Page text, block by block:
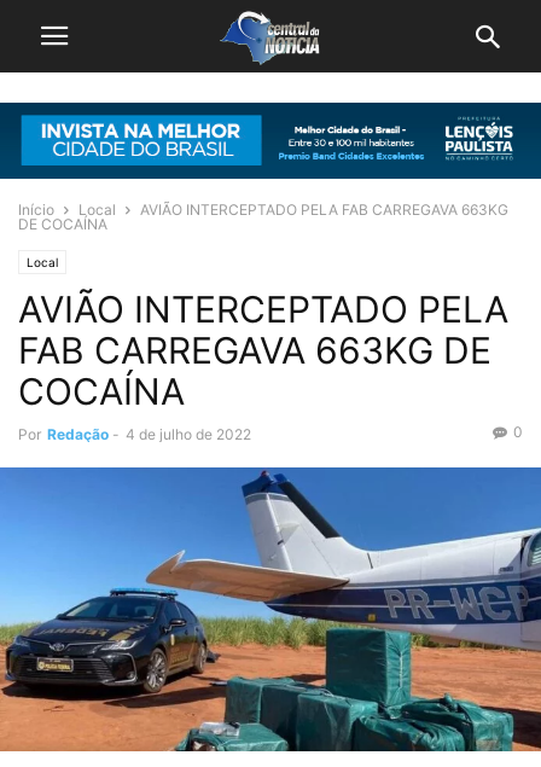
Início Local
AVIÃO INTERCEPTADO PELA FAB CARREGAVA 663KG
DE COCAÍNA
Local
AVIÃO INTERCEPTADO PELA
FAB CARREGAVA 663KG DE
COCAÍNA
Por Redação - 4 de julho de 2022 0